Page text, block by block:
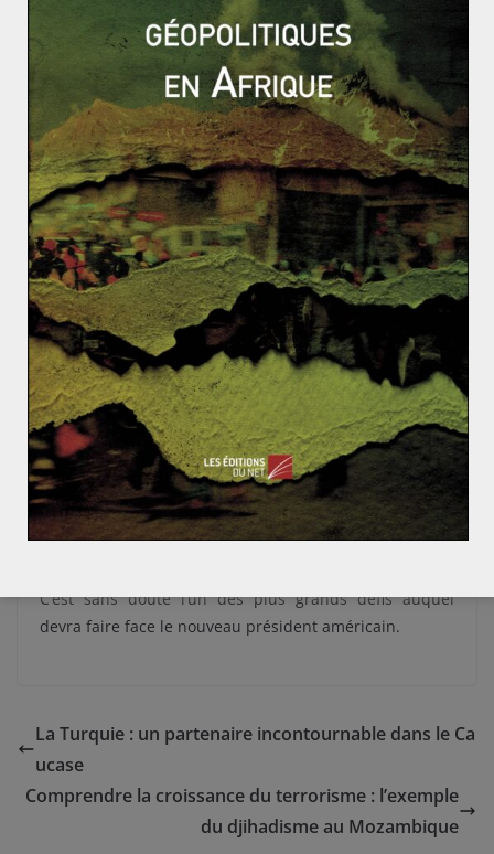
spécifiques. Or, les électeurs de Trump estiment
qu’accorder des droits à ces minorités se fait au
détriment de leurs intérêts. La question raciale est le
facteur tout à la fois structurant et clivant des États-
Unis. Avant l’arrivée de Trump au pouvoir, il y avait
assez peu de représentation de ces hommes blancs qui
refusent le multiculturalisme. Le Parti démocrate va
devoir aller au chevet de cette partie de la population
encore plus fragilisée par la crise sanitaire et les
difficultés économiques qui en découlent.
Donald Trump peut s’effacer de la vie politique, les
trumpistes, eux, ne disparaitront pas. Les plus
extrêmes, comme les assaillants du Capitole, auront
peut-être désormais plus de difficultés à agir. Cet
évènement inédit permettra sans doute une prise de
conscience. Le procureur fédéral de Washington, a
d’ailleurs annoncé le 12 janvier,
concernant les
assaillants : « Nous envisageons de retenir des crimes
majeurs comme la sédition et la conspiration ». Mais
C’est sans doute l’un des plus grands défis auquel
devra faire face le nouveau président américain.
La Turquie : un partenaire incontournable dans le Ca
ucase
Comprendre la croissance du terrorisme : l’exemple
du djihadisme au Mozambique